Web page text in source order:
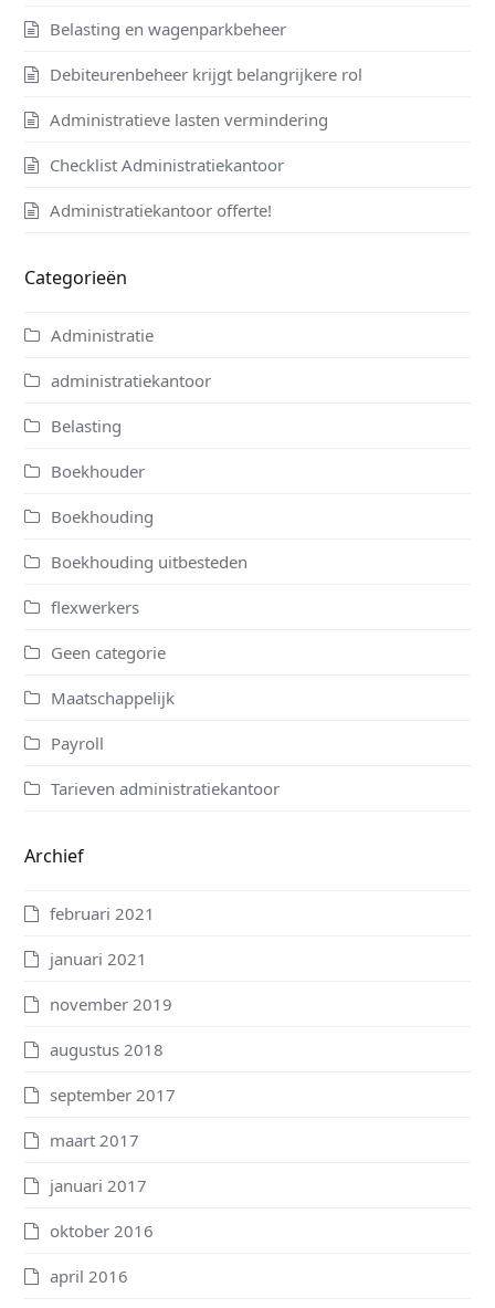
Belasting en wagenparkbeheer
Debiteurenbeheer krijgt belangrijkere rol
Administratieve lasten vermindering
Checklist Administratiekantoor
Administratiekantoor offerte!
Categorieën
Administratie
administratiekantoor
Belasting
Boekhouder
Boekhouding
Boekhouding uitbesteden
flexwerkers
Geen categorie
Maatschappelijk
Payroll
Tarieven administratiekantoor
Archief
februari 2021
januari 2021
november 2019
augustus 2018
september 2017
maart 2017
januari 2017
oktober 2016
april 2016